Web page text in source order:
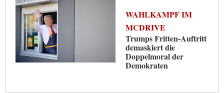
WAHLKAMPF IM
MCDRIVE
Trumps Fritten-Auftritt
demaskiert die
Doppelmoral der
Demokraten